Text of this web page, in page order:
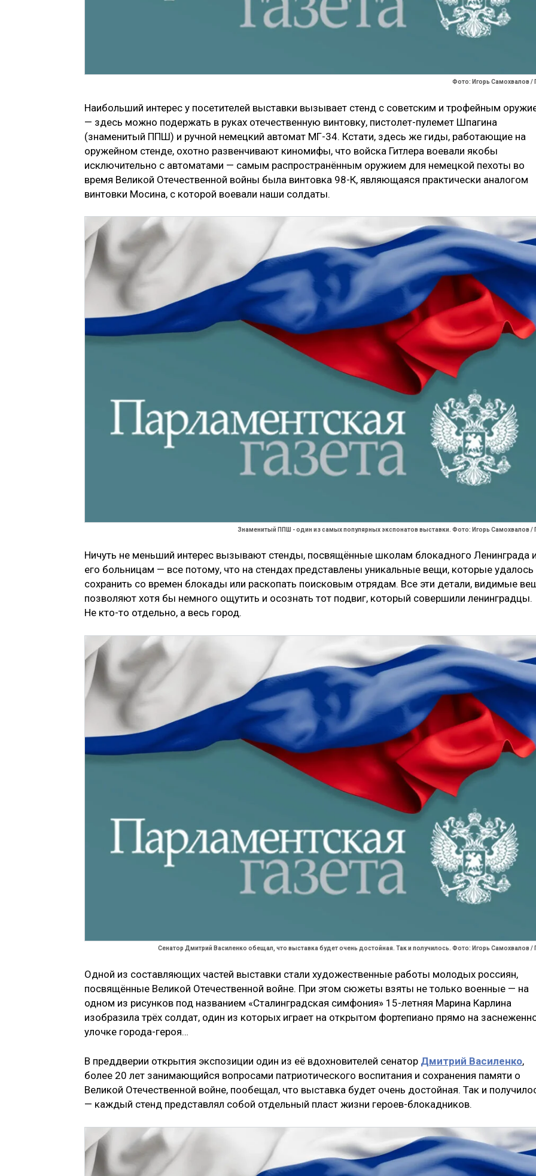
Фото: Игорь Самохвалов /
Наибольший интерес у посетителей выставки вызывает стенд с советским и трофейным
— здесь можно подержать в руках отечественную винтовку, пистолет-пулемет Шпагина
(знаменитый ППШ) и ручной немецкий автомат МГ-34. Кстати, здесь же гиды, работающие на
оружейном стенде, охотно развенчивают киномифы, что войска Гитлера воевали якобы
исключительно с автоматами — самым распространённым оружием для немецкой пехоты во
время Великой Отечественной войны была винтовка 98-К, являющаяся практически аналогом
винтовки Мосина, с которой воевали наши солдаты.
Знаменитый ППШ - один из самых популярных экспонатов выставки. Фото: Игорь Самохвалов /
Ничуть не меньший интерес вызывают стенды, посвящённые школам блокадного Ленинграда
его больницам — все потому, что на стендах представлены уникальные вещи, которые удалось
сохранить со времен блокады или раскопать поисковым отрядам. Все эти детали, видимые
позволяют хотя бы немного ощутить и осознать тот подвиг, который совершили ленинградцы.
Не кто-то отдельно, а весь город.
Сенатор Дмитрий Василенко обещал, что выставка будет очень достойная. Так и получилось. Фото: Игорь Самохвалов /
Одной из составляющих частей выставки стали художественные работы молодых россиян,
посвящённые Великой Отечественной войне. При этом сюжеты взяты не только военные — на
одном из рисунков под названием «Сталинградская симфония» 15-летняя Марина Карлина
изобразила трёх солдат, один из которых играет на открытом фортепиано прямо на
улочке города-героя…
В преддверии открытия экспозиции один из её вдохновителей сенатор Дмитрий Василенко,
более 20 лет занимающийся вопросами патриотического воспитания и сохранения памяти о
Великой Отечественной войне, пообещал, что выставка будет очень достойная. Так и
— каждый стенд представлял собой отдельный пласт жизни героев-блокадников.